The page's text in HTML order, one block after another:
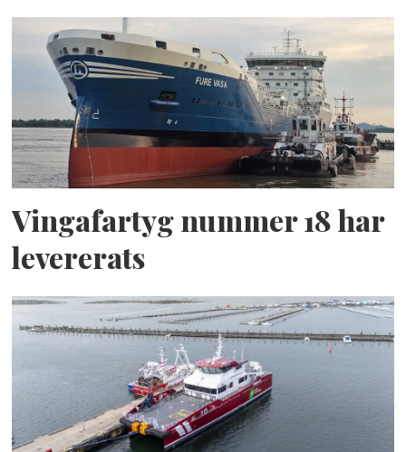
Vingafartyg nummer 18 har
levererats